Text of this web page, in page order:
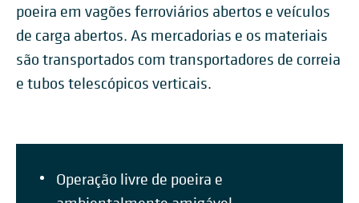
poeira em vagões ferroviários abertos e veículos
de carga abertos. As mercadorias e os materiais
são transportados com transportadores de correia
e tubos telescópicos verticais.
Operação livre de poeira e